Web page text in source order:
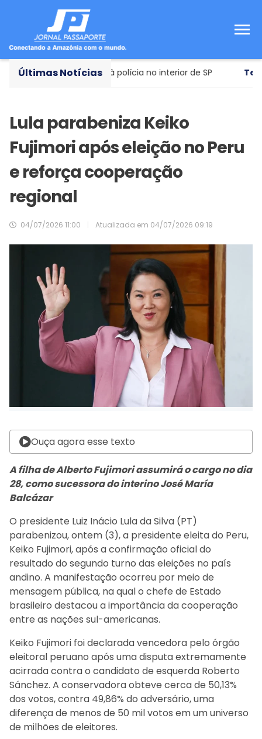
Últimas Notícias
contraditórias à polícia no interior de SP
Lula parabeniza Keiko
Fujimori após eleição no Peru
e reforça cooperação
regional
04/07/2026 11:00 Atualizada em 04/07/2026 09:19
Ouça agora esse texto
A filha de Alberto Fujimori assumirá o cargo no dia
28, como sucessora do interino José María
Balcázar
O presidente Luiz Inácio Lula da Silva (PT)
parabenizou, ontem (3), a presidente eleita do Peru,
Keiko Fujimori, após a confirmação oficial do
resultado do segundo turno das eleições no país
andino. A manifestação ocorreu por meio de
mensagem pública, na qual o chefe de Estado
brasileiro destacou a importância da cooperação
entre as nações sul-americanas.
Keiko Fujimori foi declarada vencedora pelo órgão
eleitoral peruano após uma disputa extremamente
acirrada contra o candidato de esquerda Roberto
Sánchez. A conservadora obteve cerca de 50,13%
dos votos, contra 49,86% do adversário, uma
diferença de menos de 50 mil votos em um universo
de milhões de eleitores.